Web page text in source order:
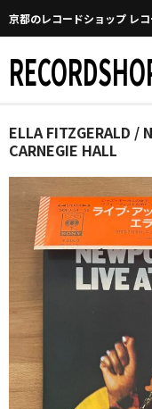
京都のレコードショップ レ
Home
GGについて
買取について
取り置きなどについて
Categories
New Arrivals
新譜
ELLA FITZGERALD /
CARNEGIE HALL